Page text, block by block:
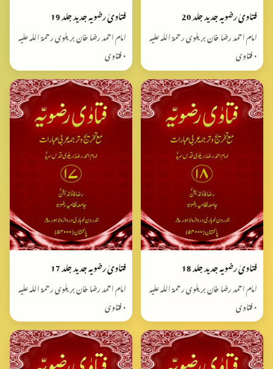
فتاویٰ رضویہ جدید جلد 20
امام احمد رضا خان بریلوی رحمۃ اللہ علیہ
• فتاوی
فتاویٰ رضویہ جدید جلد 19
امام احمد رضا خان بریلوی رحمۃ اللہ علیہ
• فتاوی
فتاویٰ رضویہ جدید جلد 18
امام احمد رضا خان بریلوی رحمۃ اللہ علیہ
• فتاوی
فتاویٰ رضویہ جدید جلد 17
امام احمد رضا خان بریلوی رحمۃ اللہ علیہ
• فتاوی